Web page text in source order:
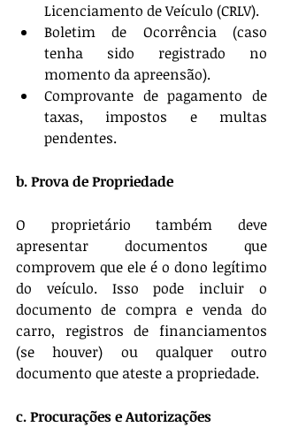
Licenciamento de Veículo (CRLV).
Boletim de Ocorrência (caso
tenha sido registrado no
momento da apreensão).
Comprovante de pagamento de
taxas, impostos e multas
pendentes.
b. Prova de Propriedade
O proprietário também deve
apresentar documentos que
comprovem que ele é o dono legítimo
do veículo. Isso pode incluir o
documento de compra e venda do
carro, registros de financiamentos
(se houver) ou qualquer outro
documento que ateste a propriedade.
c. Procurações e Autorizações